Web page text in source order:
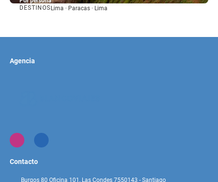
DESTINOSLima · Paracas · Lima
Agencia
Contacto
Burgos 80 Oficina 101, Las Condes 7550143 - Santiago